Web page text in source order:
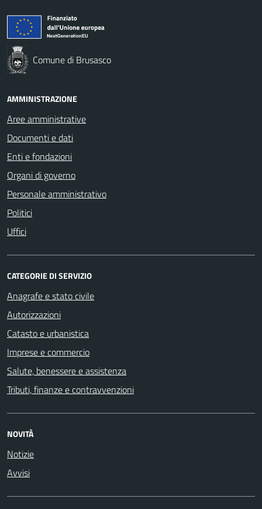
Comune di Brusasco
AMMINISTRAZIONE
Aree amministrative
Documenti e dati
Enti e fondazioni
Organi di governo
Personale amministrativo
Politici
Uffici
CATEGORIE DI SERVIZIO
Anagrafe e stato civile
Autorizzazioni
Catasto e urbanistica
Imprese e commercio
Salute, benessere e assistenza
Tributi, finanze e contravvenzioni
NOVITÀ
Notizie
Avvisi